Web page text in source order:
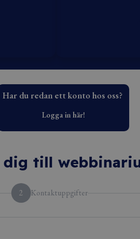
Har du redan ett konto hos oss?
Logga in här!
dig till
2 Kontaktuppgifter